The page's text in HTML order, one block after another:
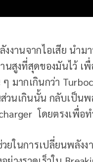
งงานจากไอเสีย นำ
นสูงที่สุดของมันไว้ เ
มากเกินกว่า
วนเกินนั้น กลับเป็น
โดยตรงเพื่อ
ยในการเปลี่ยนพลัง